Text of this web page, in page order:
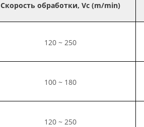
Скорость обработки, Vc (m/min)
120 ~ 250
100 ~ 180
120 ~ 250